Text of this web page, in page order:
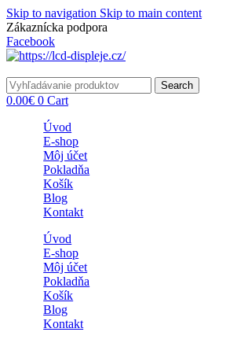
Skip to navigation Skip to main content
Zákaznícka podpora
Facebook
Search
0.00€ 0 Cart
Úvod
E-shop
Môj účet
Pokladňa
Košík
Blog
Kontakt
Úvod
E-shop
Môj účet
Pokladňa
Košík
Blog
Kontakt